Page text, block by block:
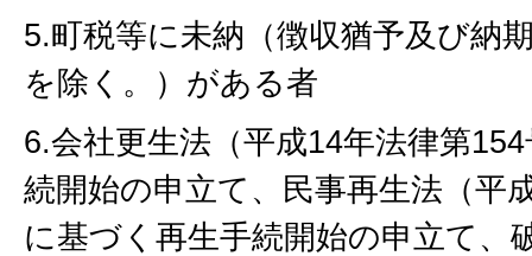
5.町税等に未納（徴収猶予及び納
を除く。）がある者
6.会社更生法（平成14年法律第
続開始の申立て、民事再生法（平
に基づく再生手続開始の申立て、